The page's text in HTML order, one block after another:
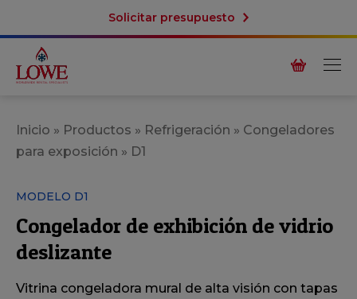
Solicitar presupuesto
Inicio » Productos » Refrigeración » Congeladores
para exposición » D1
MODELO D1
Congelador de exhibición de vidrio
deslizante
Vitrina congeladora mural de alta visión con tapas